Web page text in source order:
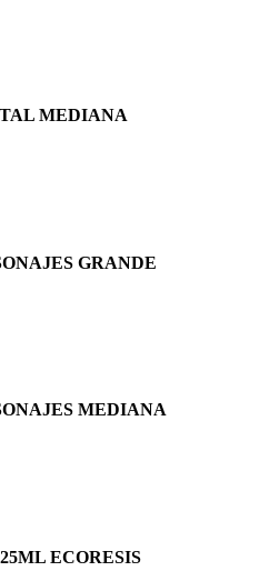
MEDIANA
GRANDE
MEDIANA
ECORESIS